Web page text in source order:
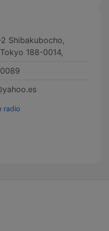
Shibakubocho,
188-0014,
radio